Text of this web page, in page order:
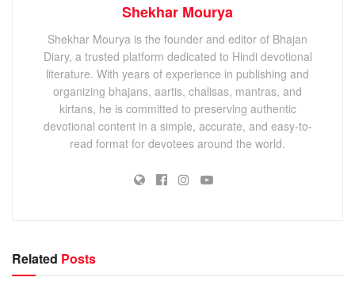
Shekhar Mourya
Shekhar Mourya is the founder and editor of Bhajan
Diary, a trusted platform dedicated to Hindi devotional
literature. With years of experience in publishing and
organizing bhajans, aartis, chalisas, mantras, and
kirtans, he is committed to preserving authentic
devotional content in a simple, accurate, and easy-to-
read format for devotees around the world.
Related Posts